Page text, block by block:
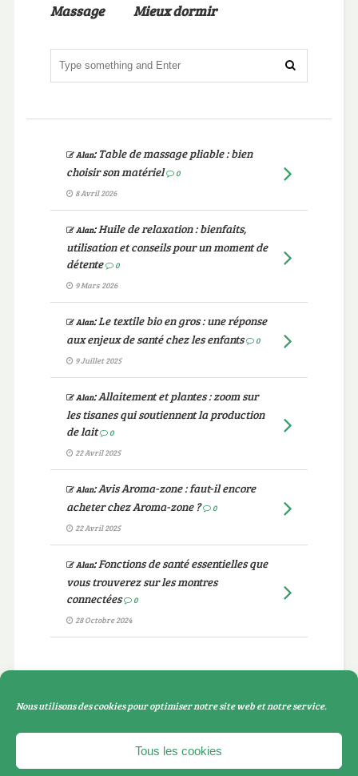
Nous utilisons des cookies pour optimiser notre site web et notre service.
Tous les cookies
Massage
Mieux dormir
Alan: Table de massage pliable : bien
choisir son matériel
0
8 Avril 2026
Alan:Huile de relaxation : bienfaits,
utilisation et conseils pour un moment de
détente
0
9 Mars 2026
Alan:Le textile bio en gros : une réponse
aux enjeux de santé chez les enfants
0
9 Juillet 2025
Alan:Allaitement et plantes : zoom sur
les tisanes qui soutiennent la production
de lait
0
22 Avril 2025
Alan:Avis Aroma-zone : faut-il encore
acheter chez Aroma-zone ?
0
22 Avril 2025
Alan:Fonctions de santé essentielles que
vous trouverez sur les montres
connectées
0
28 Octobre 2024
Catégories